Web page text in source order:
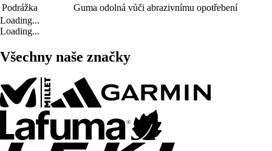
Podrážka
Guma odolná vůči abrazivnímu opotřebení
Loading...
Loading...
Všechny naše značky